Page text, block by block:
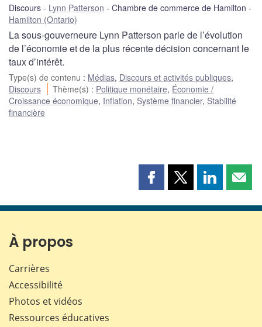
Discours Lynn Patterson
Chambre de commerce de Hamilton
Hamilton (Ontario)
La sous-gouverneure Lynn Patterson parle de l’évolution
de l’économie et de la plus récente décision concernant le
taux d’intérêt.
Type(s) de contenu : Médias, Discours et activités publiques,
Discours
Thème(s) : Politique monétaire, Économie /
Croissance économique, Inflation, Système financier, Stabilité
financière
Partager
page
Partager
page
Partager
page page
À propos
Carrières
Accessibilité
Photos et vidéos
Ressources éducatives